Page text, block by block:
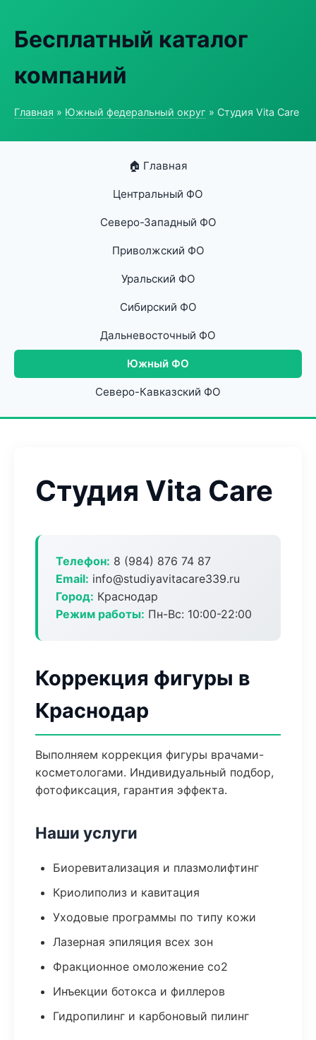
Бесплатный каталог
компаний
Главная » Южный федеральный округ » Студия Vita Care
🏠 Главная
Центральный ФО
Северо-Западный ФО
Приволжский ФО
Уральский ФО
Сибирский ФО
Дальневосточный ФО
Южный ФО
Северо-Кавказский ФО
Студия Vita Care
Телефон: 8 (984) 876 74 87
Email: info@studiyavitacare339.ru
Город: Краснодар
Режим работы: Пн-Вс: 10:00-22:00
Коррекция фигуры в
Краснодар
Выполняем коррекция фигуры врачами-
косметологами. Индивидуальный подбор,
фотофиксация, гарантия эффекта.
Наши услуги
Биоревитализация и плазмолифтинг
Криолиполиз и кавитация
Уходовые программы по типу кожи
Лазерная эпиляция всех зон
Фракционное омоложение co2
Инъекции ботокса и филлеров
Гидропилинг и карбоновый пилинг